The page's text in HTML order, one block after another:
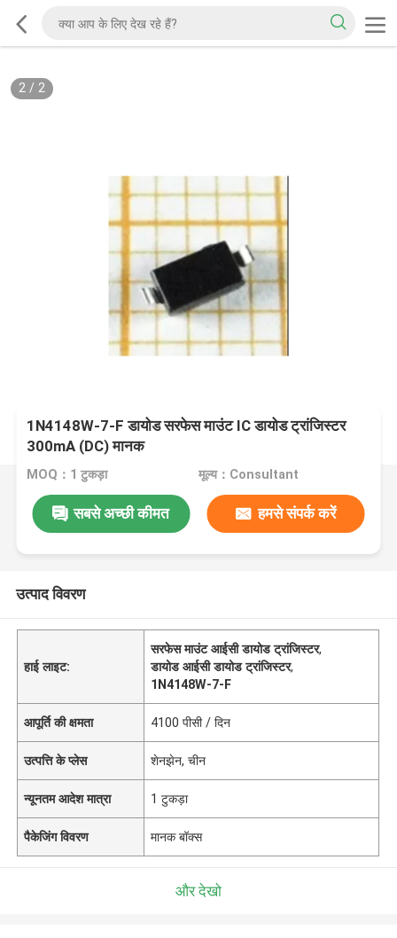
2/ 2
1N4148W-7-F डायोड सरफेस माउंट IC डायोड ट्रांजिस्टर
300mA (DC) मानक
MOQ：1 टुकड़ा मूल्य：Consultant
सबसे अच्छी कीमत हमसे संपर्क करें
उत्पाद विवरण
हाई लाइट:
सरफेस माउंट आईसी डायोड ट्रांजिस्टर,
डायोड आईसी डायोड ट्रांजिस्टर,
1N4148W-7-F
आपूर्ति की क्षमता 4100 पीसी / दिन
उत्पत्ति के प्लेस शेनझेन, चीन
न्यूनतम आदेश मात्रा 1 टुकड़ा
पैकेजिंग विवरण मानक बॉक्स
और देखो